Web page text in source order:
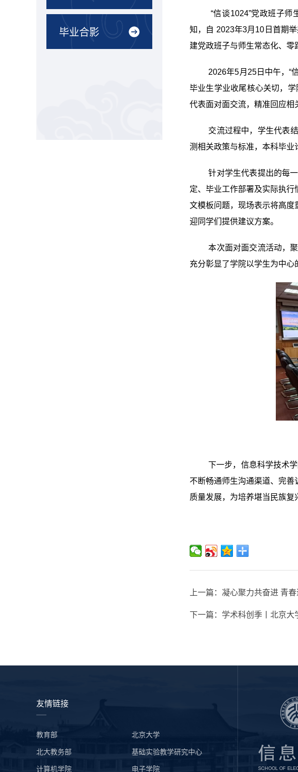
毕业合影
“信谈1024”党政班子
知，自 2023年3月10日首期
建党政班子与师生常态化、零
2026年5月25日中午，“
毕业生学业收尾核心关切，
代表面对面交流，精准回应相
交流过程中，学生代表
测相关政策与标准，本科毕业
针对学生代表提出的每
定、毕业工作部署及实际执
文模板问题，现场表示将高
迎同学们提供建议方案。
本次面对面交流活动，
充分彰显了学院以学生为中心
下一步，信息科学技术
不断畅通师生沟通渠道、完
质量发展，为培养堪当民族复
上一篇：凝心聚力共奋进 青
下一篇：学术科创季丨北京大
友情链接
教育部
北京大学
北大教务部
基础实验教学研究中心
计算机学院
电子学院